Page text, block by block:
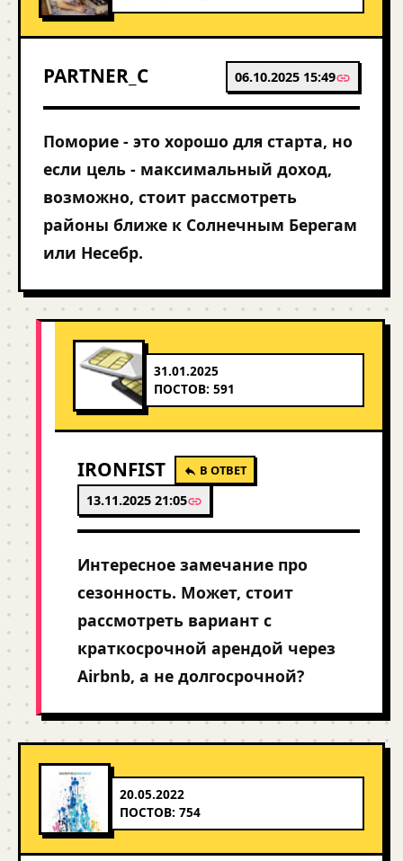
PARTNER_C 06.10.2025 15:49
Поморие - это хорошо для старта, но
если цель - максимальный доход,
возможно, стоит рассмотреть
районы ближе к Солнечным Берегам
или Несебр.
31.01.2025
ПОСТОВ: 591
IRONFIST В ОТВЕТ
13.11.2025 21:05
Интересное замечание про
сезонность. Может, стоит
рассмотреть вариант с
краткосрочной арендой через
Airbnb, а не долгосрочной?
20.05.2022
ПОСТОВ: 754